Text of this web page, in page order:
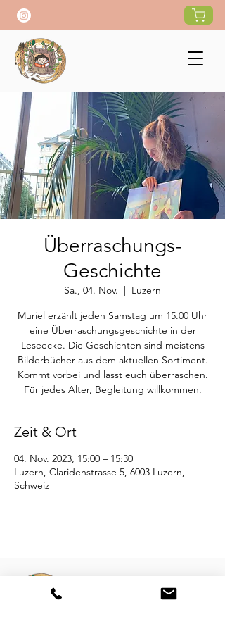
Überraschungs-
Geschichte
Sa., 04. Nov.
  |
Luzern
Muriel erzählt jeden Samstag um 15.00 Uhr
eine Überraschungsgeschichte in der
Leseecke. Die Geschichten sind meistens
Bilderbücher aus dem aktuellen Sortiment.
Kommt vorbei und lasst euch überraschen.
Für jedes Alter, Begleitung willkommen.
Zeit & Ort
04. Nov. 2023, 15:00 – 15:30
Luzern, Claridenstrasse 5, 6003 Luzern,
Schweiz